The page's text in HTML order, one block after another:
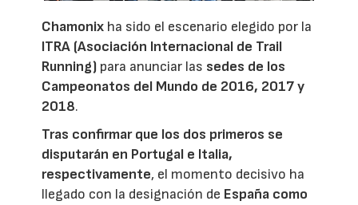
Chamonix ha sido el escenario elegido por la
ITRA (Asociación Internacional de Trail
Running) para anunciar las sedes de los
Campeonatos del Mundo de 2016, 2017 y
2018.
Tras confirmar que los dos primeros se
disputarán en Portugal e Italia,
respectivamente, el momento decisivo ha
llegado con la designación de España como